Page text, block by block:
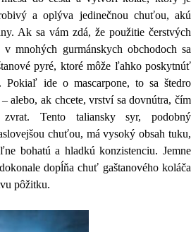
a oplýva jedinečnou chuťou, akú
Ak sa vám zdá, že použitie čerstvých
mnohých gurmánskych obchodoch sa
pyré, ktoré môže ľahko poskytnúť
Pokiaľ ide o mascarpone, to sa štedro
alebo, ak chcete, vrství sa dovnútra, čím
Tento taliansky syr, podobný
chuťou, má vysoký obsah tuku,
bohatú a hladkú konzistenciu. Jemne
dopĺňa chuť gaštanového koláča
pôžitku.